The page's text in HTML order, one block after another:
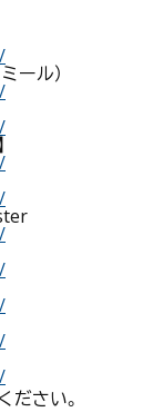
ール）
ださい。